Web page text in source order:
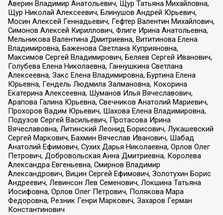
Аверин Владимир Анатольевич, Щур Татьяна Михайловна,
Щур Николай Алексеевич, Блинушов Андрей Юрьевич,
Мосин Алексей Геннадьевич, Гефтер Валентин Михайлович,
Симонов Алексей Кириллович, Флиге Ирина Анатольевна,
Мельникова Валентина Дмитриевна, Вититинова Елена
Владимировна, Баженова Светлана Куприяновна,
Максимов Сергей Владимирович, Беляев Сергей Иванович,
Голубева Елена Николаевна, Ганнушкина Светлана
Алексеевна, Закс Елена Владимировна, Буртина Елена
Юрьевна, Гендель Людмила Залмановна, Кокорина
Екатерина Алексеевна, Шуманов Илья Вячеславович,
Арапова Галина Юрьевна, Свечников Анатолий Мариевич,
Прохоров Вадим Юрьевич, Шахова Елена Владимировна,
Подузов Сергей Васильевич, Протасова Ирина
Вячеславовна, Литинский Леонид Борисович, Лукашевский
Сергей Маркович, Бахмин Вячеслав Иванович, Шабад
Анатолий Ефимович, Сухих Дарья Николаевна, Орлов Олег
Петрович, Добровольская Анна Дмитриевна, Королева
Александра Евгеньевна, Смирнов Владимир
Александрович, Вицин Сергей Ефимович, Золотухин Борис
Андреевич, Левинсон Лев Семенович, Локшина Татьяна
Иосифовна, Орлов Олег Петрович, Полякова Мара
Федоровна, Резник Генри Маркович, Захаров Герман
Константинович